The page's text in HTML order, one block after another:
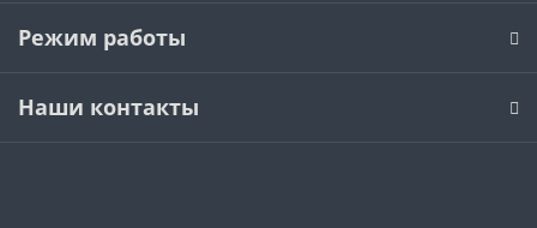
Режим работы
Наши контакты